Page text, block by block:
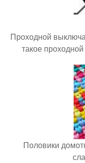
Проходной
такое
Половики